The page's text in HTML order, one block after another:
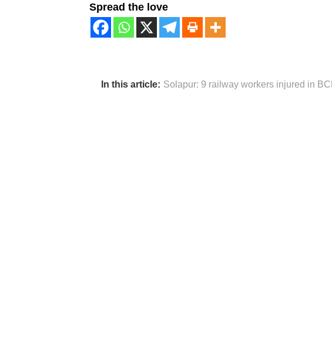
Spread the love
In this article: Solapur: 9 railway workers injured in